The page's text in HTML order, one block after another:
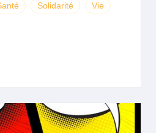
Solidarité Vie